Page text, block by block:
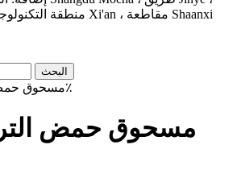
منطقة التكنولوجيا الفائقة ، مدينة Xi'an ، مقاطعة Shaanxi
البحث
مسحوق حمض